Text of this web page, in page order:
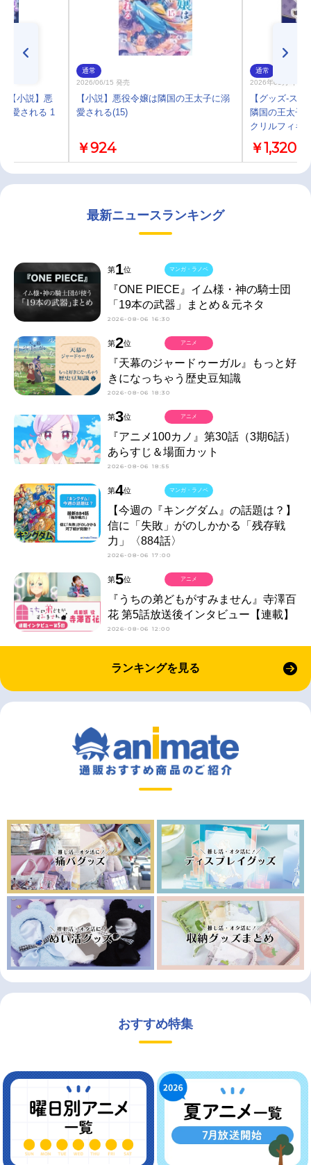
【小説】悪
愛される 1
通常
2026/06/15 発売
【小説】悪役令嬢は隣国の王太子に溺
愛される(15)
￥924
通常
2026年05月 下旬
【グッズ-ス
隣国の王太子
クリルフィギ
￥1,320
最新ニュースランキング
第1位
『ONE PIECE』イム様・神の騎士団
「19本の武器」まとめ＆元ネタ
2026-08-06 16:30
マンガ・ラノベ
第2位
『天幕のジャードゥーガル』もっと好
きになっちゃう歴史豆知識
2026-08-06 18:30
アニメ
第3位
『アニメ100カノ』第30話（3期6話）
あらすじ＆場面カット
2026-08-06 18:55
アニメ
第4位
【今週の『キングダム』の話題は？】
信に「失敗」がのしかかる「残存戦
力」〈884話〉
2026-08-06 17:00
マンガ・ラノベ
第5位
『うちの弟どもがすみません』寺澤百
花 第5話放送後インタビュー【連載】
2026-08-06 12:00
アニメ
ランキングを見る
おすすめ特集